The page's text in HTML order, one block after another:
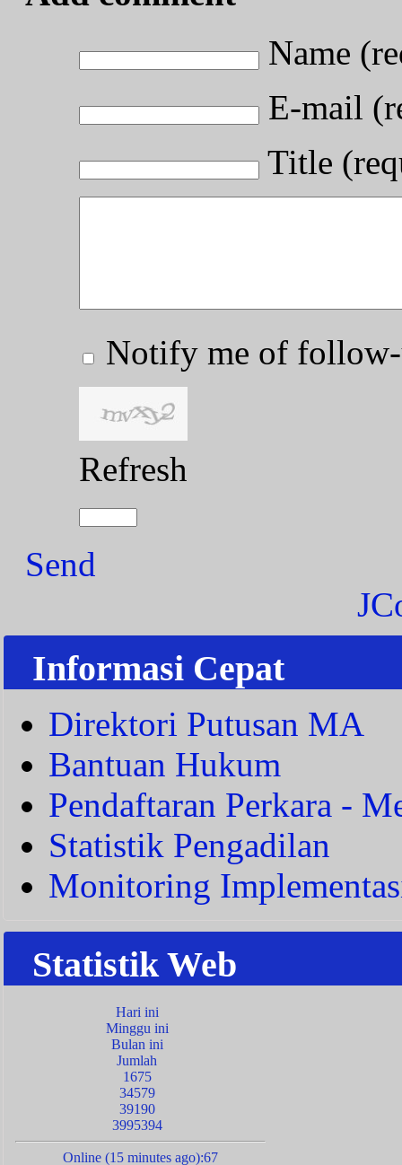
Name
E-mail
Title
Notify me of follow-
Refresh
Send
Informasi Cepat
Direktori Putusan MA
Bantuan Hukum
Pendaftaran Perkara -
Statistik Pengadilan
Monitoring
Statistik Web
Hari ini
Minggu ini
Bulan ini
Jumlah
1675
34579
39190
3995394
Online (15 minutes ago):67